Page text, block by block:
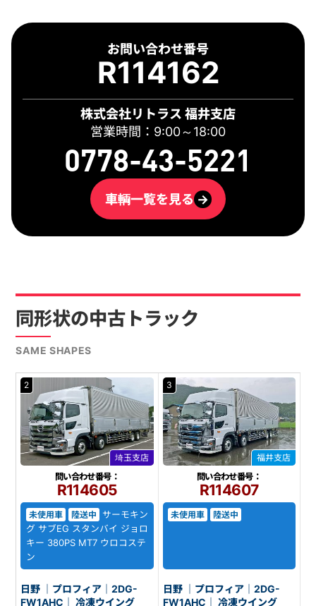
お問い合わせ番号
R114162
株式会社リトラス 福井支店
営業時間：9:00～18:00
0778-43-5221
車輌一覧を見る →
同形状の中古トラック
SAME SHAPES
2
埼玉支店
問い合わせ番号：
R114605
未使用車 陸送中
サーモキン
グ サブEG スタンバイ ジョロ
キー 380PS MT7 ウロコステ
ン
日野 ｜プロフィア｜2DG-
FW1AHC｜ 冷凍ウイング
3
福井支店
問い合わせ番号：
R114607
未使用車 陸送中
日野 ｜プロフィア｜2DG-
FW1AHC｜ 冷凍ウイング